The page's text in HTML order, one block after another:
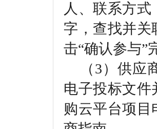
人、联系方
字，查找并关
击“确认参与”
（3）供应
电子投标文
购云平台项